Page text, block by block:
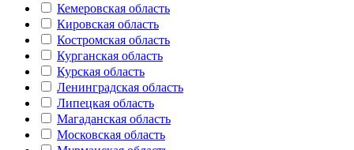
Кемеровская область
Кировская область
Костромская область
Курганская область
Курская область
Ленинградская область
Липецкая область
Магаданская область
Московская область